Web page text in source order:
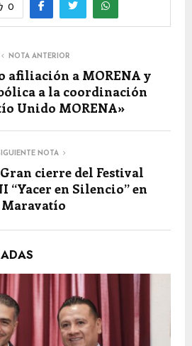
0
NOTA ANTERIOR
afiliación a MORENA y
a la coordinación
Unido MORENA»
NOTA
cierre del Festival
“Yacer en Silencio” en
Maravatío